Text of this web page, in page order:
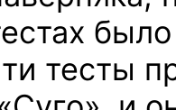
тесты